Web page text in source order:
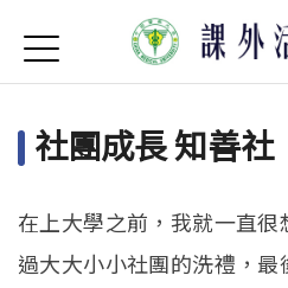
首頁
學務處首頁(link is
最新消息
社團現況
Jump to
Jump to
社團成長 知善社
在上大學之前，我就一直
過大大小小社團的洗禮，